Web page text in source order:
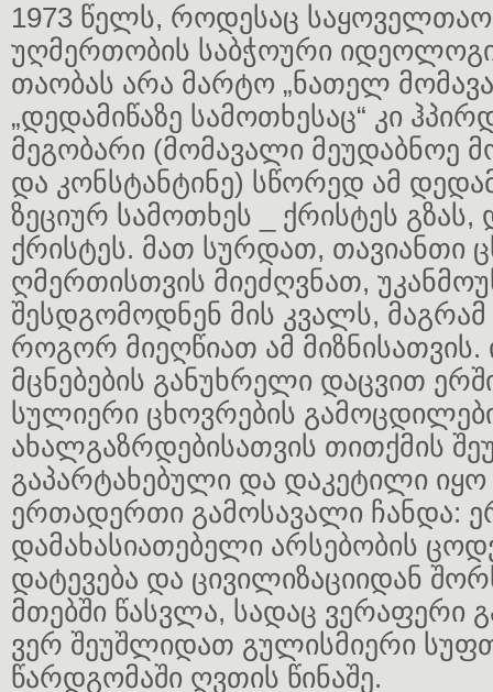
1973 წელს, როდესაც
უღმერთობის საბჭოური
თაობას არა მარტო „ნათელ
„დედამიწაზე სამოთხესაც“ კი
მეგობარი (მომავალი მეუდაბნოე
და კონსტანტინე) სწორედ ამ
ზეციურ სამოთხეს _ ქრისტეს გზას,
ქრისტეს. მათ სურდათ, თავიანთი
ღმერთისთვის მიეძღვნათ,
შესდგომოდნენ მის კვალს,
როგორ მიეღწიათ ამ მიზნისათვის.
მცნებების განუხრელი დაცვით
სულიერი ცხოვრების
ახალგაზრდებისათვის თითქმის
გაპარტახებული და დაკეტილი იყო
ერთადერთი გამოსავალი ჩანდა:
დამახასიათებელი არსებობის
დატევება და ცივილიზაციიდან
მთებში წასვლა, სადაც ვერაფერი
ვერ შეუშლიდათ გულისმიერი
წარდგომაში ღვთის წინაშე.